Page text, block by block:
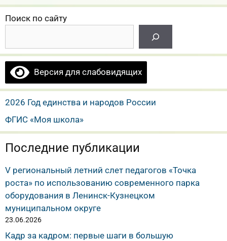
Поиск по сайту
Версия для слабовидящих
2026 Год единства и народов России
ФГИС «Моя школа»
Последние публикации
V региональный летний слет педагогов «Точка
роста» по использованию современного парка
оборудования в Ленинск-Кузнецком
муниципальном округе
23.06.2026
Кадр за кадром: первые шаги в большую